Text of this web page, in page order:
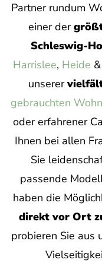
Partner rundum
einer der
Schleswig-
Harrislee, Heide &
unserer
gebrauchten
oder erfahrener
Ihnen bei allen
Sie
passende
haben die
direkt vor Ort
probieren Sie aus